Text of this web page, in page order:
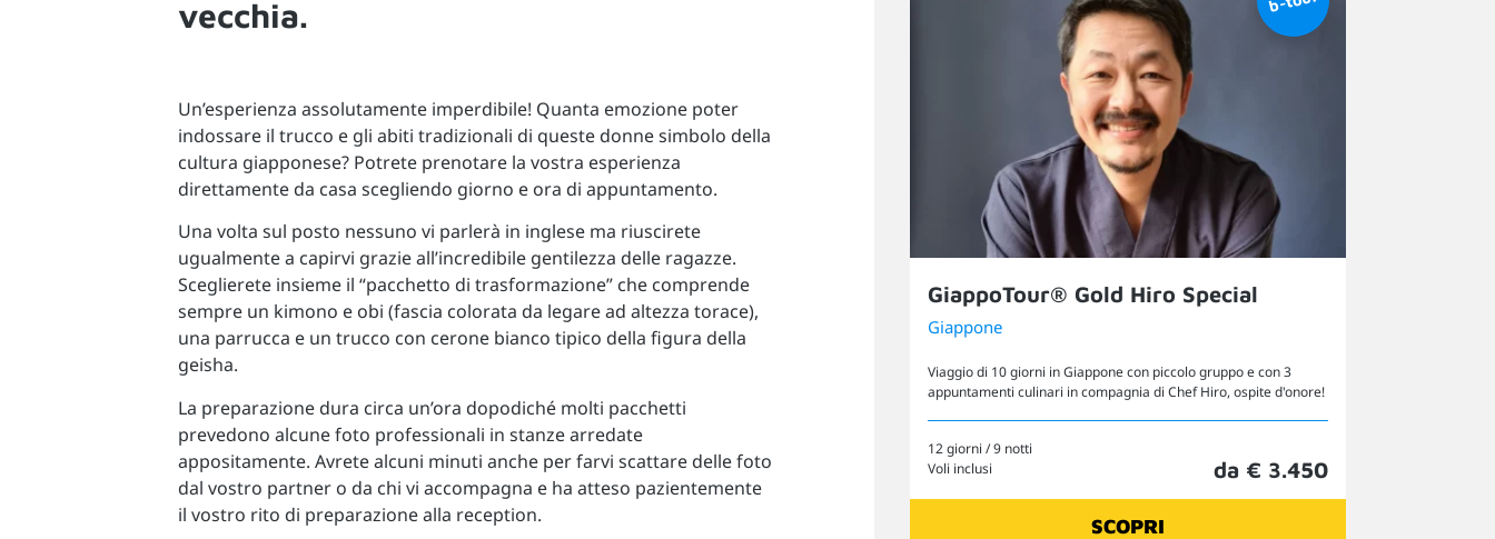
vecchia.
Un’esperienza assolutamente imperdibile! Quanta emozione poter
indossare il trucco e gli abiti tradizionali di queste donne simbolo della
cultura giapponese? Potrete prenotare la vostra esperienza
direttamente da casa scegliendo giorno e ora di appuntamento.
Una volta sul posto nessuno vi parlerà in inglese ma riuscirete
ugualmente a capirvi grazie all’incredibile gentilezza delle ragazze.
Sceglierete insieme il “pacchetto di trasformazione” che comprende
sempre un kimono e obi (fascia colorata da legare ad altezza torace),
una parrucca e un trucco con cerone bianco tipico della figura della
geisha.
La preparazione dura circa un’ora dopodiché molti pacchetti
prevedono alcune foto professionali in stanze arredate
appositamente. Avrete alcuni minuti anche per farvi scattare delle foto
dal vostro partner o da chi vi accompagna e ha atteso pazientemente
il vostro rito di preparazione alla reception.
GiappoTour® Gold Hiro Special
Giappone
Viaggio di 10 giorni in Giappone con piccolo gruppo e con 3
appuntamenti culinari in compagnia di Chef Hiro, ospite d'onore!
12 giorni / 9 notti
Voli inclusi
da € 3.450
SCOPRI